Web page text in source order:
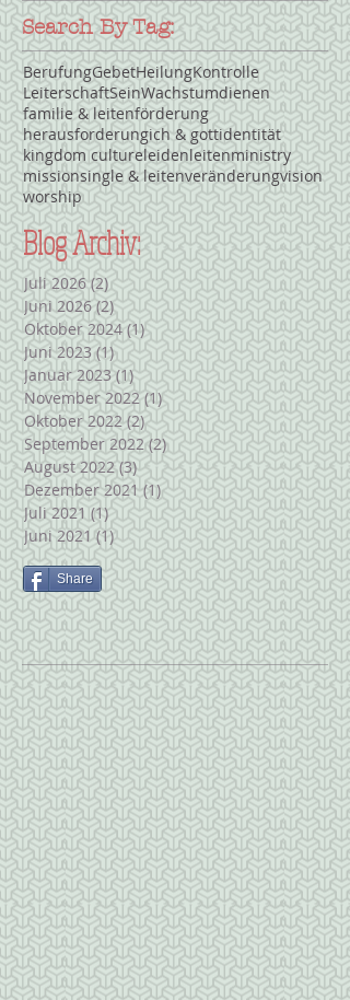
Search By Tag:
BerufungGebetHeilungKontrolle
LeiterschaftSeinWachstumdienen
familie & leitenförderung
herausforderungich & gottidentität
kingdom cultureleidenleitenministry
missionsingle & leitenveränderungvision
worship
Blog Archiv:
Juli 2026 (2)2 Beiträge
Juni 2026 (2)2 Beiträge
Oktober 2024 (1)1 Beitrag
Juni 2023 (1)1 Beitrag
Januar 2023 (1)1 Beitrag
November 2022 (1)1 Beitrag
Oktober 2022 (2)2 Beiträge
September 2022 (2)2 Beiträge
August 2022 (3)3 Beiträge
Dezember 2021 (1)1 Beitrag
Juli 2021 (1)1 Beitrag
Juni 2021 (1)1 Beitrag
Share